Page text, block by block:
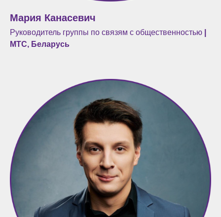
Мария Канасевич
Руководитель группы по связям с общественностью
МТС, Беларусь